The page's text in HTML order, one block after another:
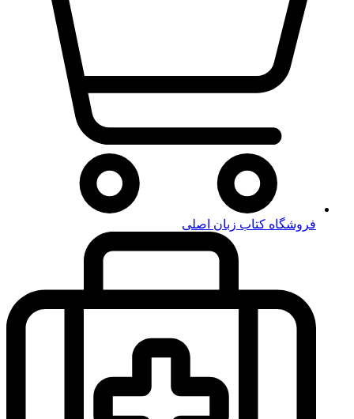
فروشگاه کتاب زبان اصلی